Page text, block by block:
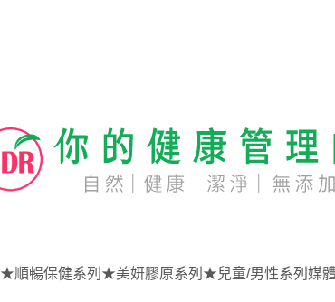
★順暢保健系列 ★美妍膠原系列 ★兒童/男性系列 媒